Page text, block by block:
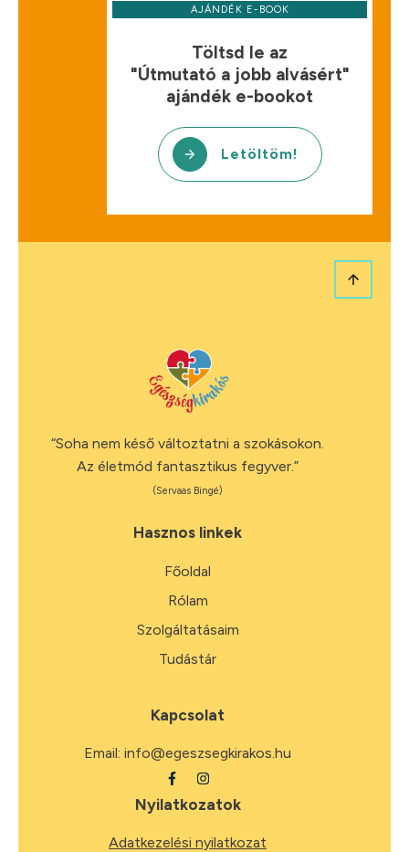
AJÁNDÉK E-BOOK
Töltsd le az
"Útmutató a jobb alvásért"
ajándék e-bookot
Letöltöm!
“Soha nem késő változtatni a szokásokon.
Az életmód fantasztikus fegyver.”
(Servaas Bingé)
Hasznos linkek
Főoldal
Rólam
Szolgáltatásaim
Tudástár
Kapcsolat
Email: info@egeszsegkirakos.hu
Nyilatkozatok
Adatkezelési nyilatkozat